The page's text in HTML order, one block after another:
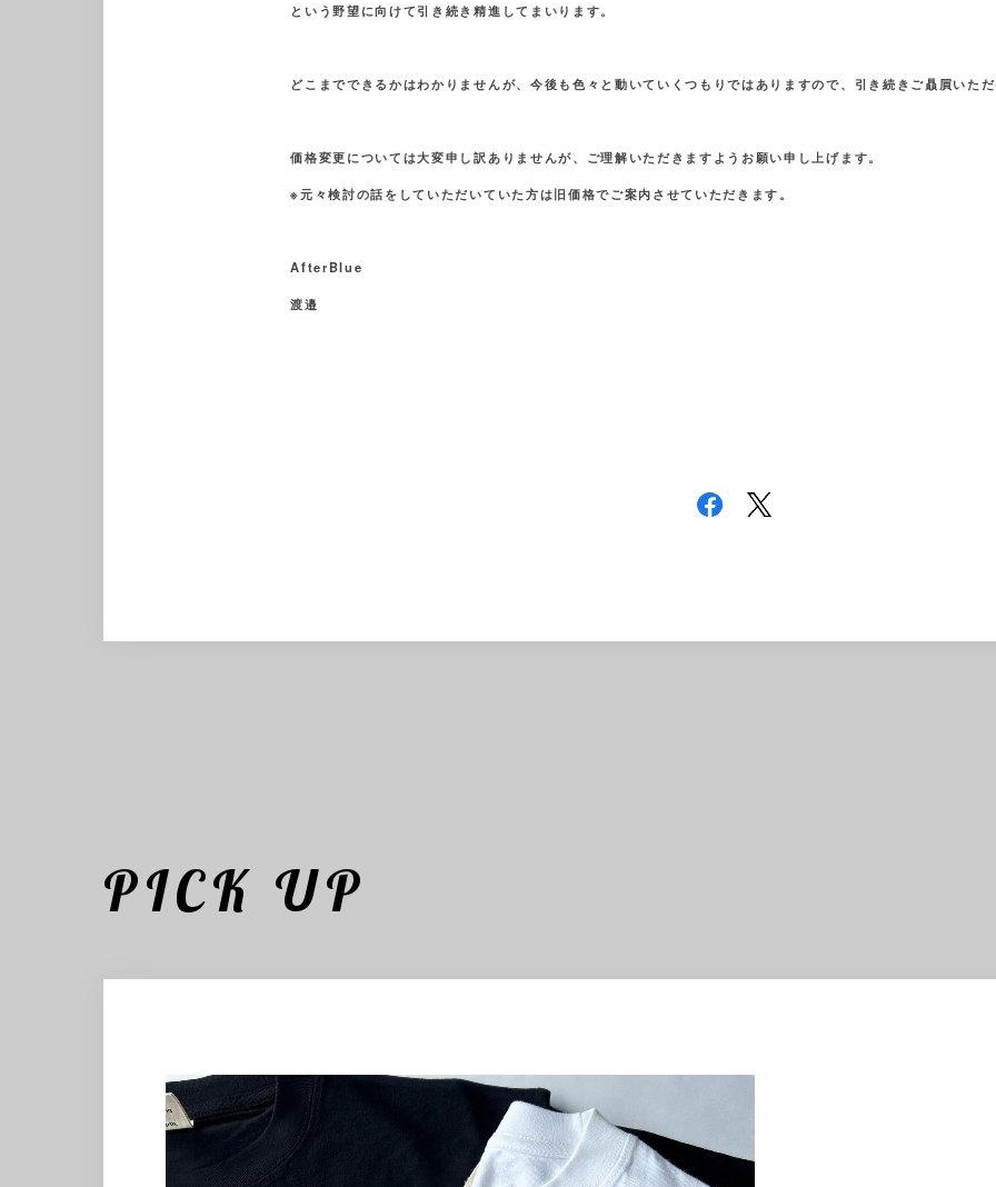
という野望に向けて引き続き精進してまいります。
どこまでできるかはわかりませんが、今後も色々と動いていくつもりではありますので、引き続きご贔屓いただ
価格変更については大変申し訳ありませんが、ご理解いただきますようお願い申し上げます。
※元々検討の話をしていただいていた方は旧価格でご案内させていただきます。
AfterBlue
渡邉
PICK UP